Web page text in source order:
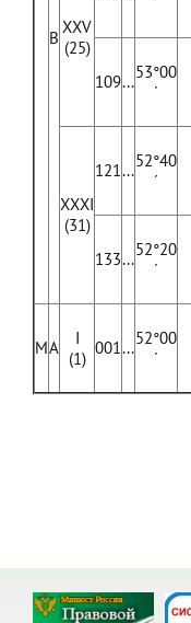
В
XXV
(25)
109...53°00
´
XXXI
(31)
121...52°40
´
133...52°20
´
МА
I
(1)
001...52°00
´